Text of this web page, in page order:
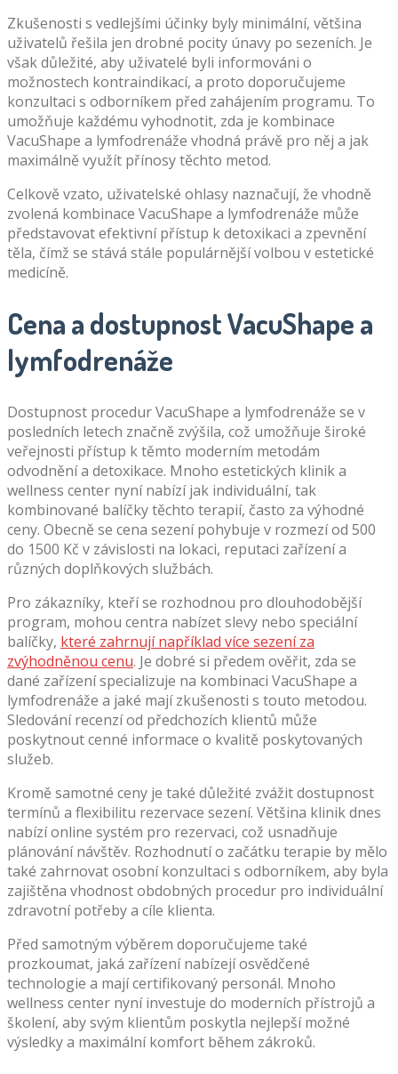
Zkušenosti s vedlejšími účinky byly minimální, většina
uživatelů řešila jen drobné pocity únavy po sezeních. Je
však důležité, aby uživatelé byli informováni o
možnostech kontraindikací, a proto doporučujeme
konzultaci s odborníkem před zahájením programu. To
umožňuje každému vyhodnotit, zda je kombinace
VacuShape a lymfodrenáže vhodná právě pro něj a jak
maximálně využít přínosy těchto metod.
Celkově vzato, uživatelské ohlasy naznačují, že vhodně
zvolená kombinace VacuShape a lymfodrenáže může
představovat efektivní přístup k detoxikaci a zpevnění
těla, čímž se stává stále populárnější volbou v estetické
medicíně.
Cena a dostupnost VacuShape a
lymfodrenáže
Dostupnost procedur VacuShape a lymfodrenáže se v
posledních letech značně zvýšila, což umožňuje široké
veřejnosti přístup k těmto moderním metodám
odvodnění a detoxikace. Mnoho estetických klinik a
wellness center nyní nabízí jak individuální, tak
kombinované balíčky těchto terapií, často za výhodné
ceny. Obecně se cena sezení pohybuje v rozmezí od 500
do 1500 Kč v závislosti na lokaci, reputaci zařízení a
různých doplňkových službách.
Pro zákazníky, kteří se rozhodnou pro dlouhodobější
program, mohou centra nabízet slevy nebo speciální
balíčky, které zahrnují například více sezení za
zvýhodněnou cenu. Je dobré si předem ověřit, zda se
dané zařízení specializuje na kombinaci VacuShape a
lymfodrenáže a jaké mají zkušenosti s touto metodou.
Sledování recenzí od předchozích klientů může
poskytnout cenné informace o kvalitě poskytovaných
služeb.
Kromě samotné ceny je také důležité zvážit dostupnost
termínů a flexibilitu rezervace sezení. Většina klinik dnes
nabízí online systém pro rezervaci, což usnadňuje
plánování návštěv. Rozhodnutí o začátku terapie by mělo
také zahrnovat osobní konzultaci s odborníkem, aby byla
zajištěna vhodnost obdobných procedur pro individuální
zdravotní potřeby a cíle klienta.
Před samotným výběrem doporučujeme také
prozkoumat, jaká zařízení nabízejí osvědčené
technologie a mají certifikovaný personál. Mnoho
wellness center nyní investuje do moderních přístrojů a
školení, aby svým klientům poskytla nejlepší možné
výsledky a maximální komfort během zákroků.